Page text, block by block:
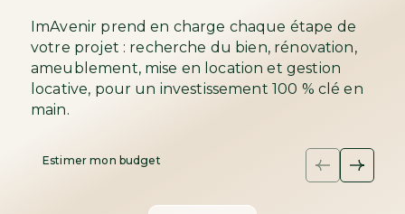
ImAvenir prend en charge chaque étape de
votre projet : recherche du bien, rénovation,
ameublement, mise en location et gestion
locative, pour un investissement 100 % clé en
main.
Estimer mon budget